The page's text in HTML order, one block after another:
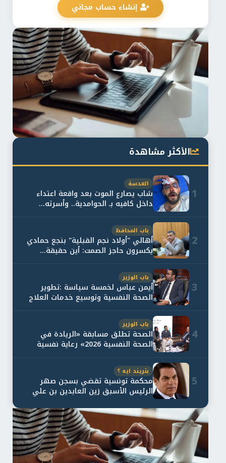
إنشاء حساب مجاني
الأكثر مشاهدة
1
العدسة
شاب يصارع الموت بعد واقعة اعتداء
داخل كافيه بـ الحوامدية.. وأسرته...
2
باب المحافظ
أهالي "أولاد نجم القبلية" بنجع حمادي
يكسرون حاجز الصمت: أين حقيقة...
3
باب الوزير
أيمن عباس لخمسة سياسة :تطوير
الصحة النفسية وتوسيع خدمات العلاج
4
باب الوزير
الصحة تطلق مسابقة «الريادة في
الصحة النفسية 2026» رعاية نفسية
5
بتريند ايه ؟
محكمة تونسية تقضي بسجن صهر
الرئيس الأسبق زين العابدين بن علي